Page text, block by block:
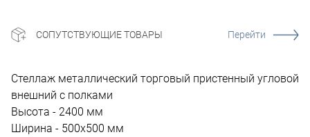
СОПУТСТВУЮЩИЕ ТОВАРЫ Перейти
Стеллаж металлический торговый пристенный угловой
внешний с полками
Высота - 2400 мм
Ширина - 500х500 мм